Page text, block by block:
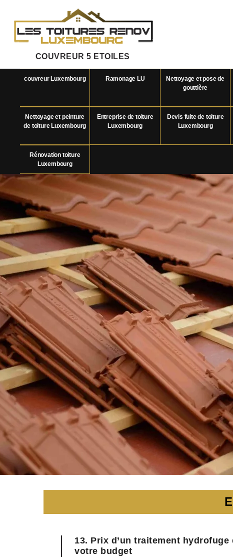
COUVREUR 5 ETOILES
couvreur Luxembourg Ramonage LU
Nettoyage et pose de
gouttière
Nettoyage et peinture
de toiture Luxembourg
Entreprise de toiture
Luxembourg
Devis fuite de toiture
Luxembourg
Rénovation toiture
Luxembourg
13. Prix d’un traitement
votre budget